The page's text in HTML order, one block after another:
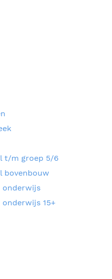
t/m groep 5/6
bovenbouw
onderwijs
15+